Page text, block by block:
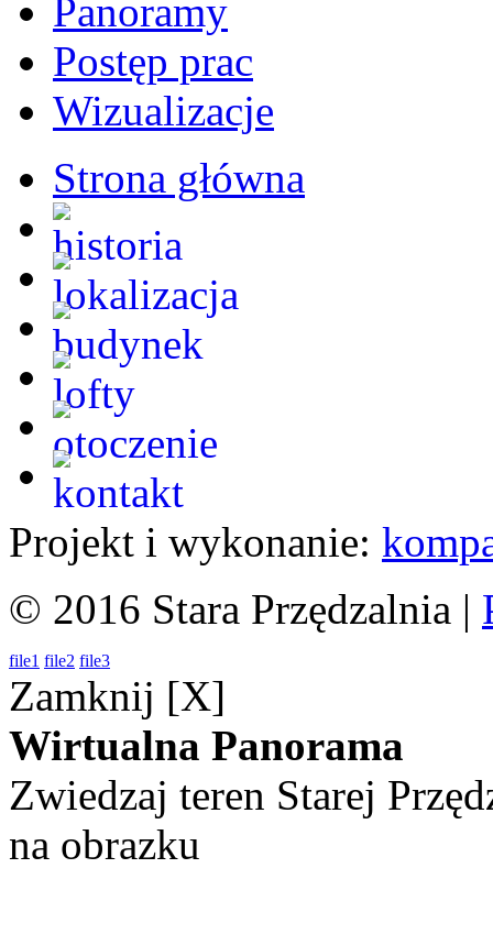
Panoramy
Postęp prac
Wizualizacje
Strona główna
Projekt i wykonanie:
© 2016 Stara Przędzalnia |
file1 file2 file3
Zamknij [X]
Wirtualna Panorama
Zwiedzaj teren Starej
na obrazku